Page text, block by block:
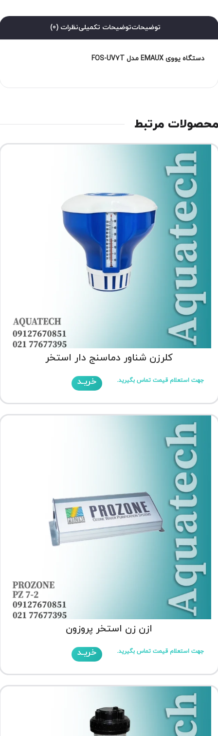
توضیحاتتوضیحات تکمیلینظرات (0)
دستگاه یووی EMAUX مدل FOS-UV7T
مرتبط
کلرزن شناور دماسنج دار استخر
جهت استعلام قیمت تماس بگیرید. خریـد
ازن زن استخر پروزون
جهت استعلام قیمت تماس بگیرید. خریـد